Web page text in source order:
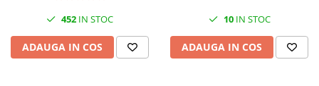
Unelte gradinarit
452 IN STOC
ADAUGA IN COS
10IN STOC
ADAUGA IN COS